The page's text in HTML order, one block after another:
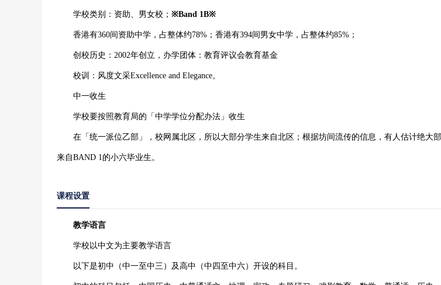
学校类别：资助、男女校； ※Band 1B※
香港有360间资助中学，占整体约78%；香港有394间男女中学，占整体约85%；
创校历史：2002年创立，办学团体：教育评议会教育基金
校训：风度文采Excellence and Elegance。
中一收生
学校要按照教育局的「中学学位分配办法」收生
在「统一派位乙部」，校网属北区，所以大部分学生来自北区；根据坊间流传的信息，有人估计绝大
来自BAND 1的小六毕业生。
课程设置
教学语言
学校以中文为主要教学语言
以下是初中（中一至中三）及高中（中四至中六）开设的科目。